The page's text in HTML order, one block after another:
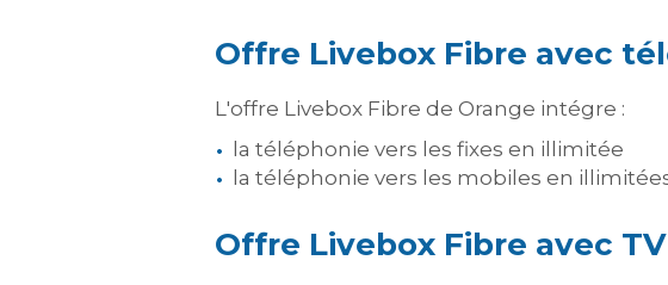
Offre Livebox Fibre avec
L'offre Livebox Fibre de Orange intégre :
la téléphonie vers les fixes en illimitée
la téléphonie vers les mobiles en
Offre Livebox Fibre avec TV